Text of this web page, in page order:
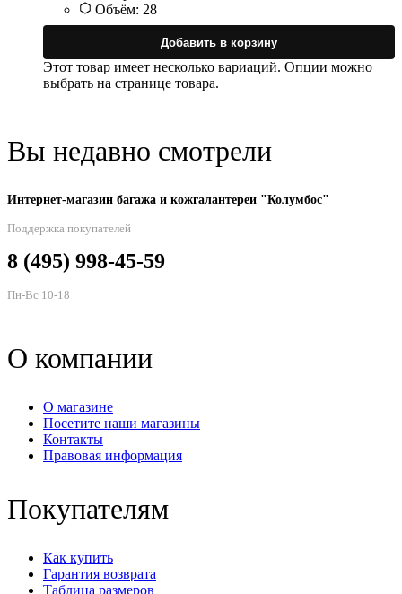
Объём: 28
Добавить в корзину
Этот товар имеет несколько вариаций. Опции можно
выбрать на странице товара.
Вы недавно смотрели
Интернет-магазин багажа и кожгалантереи "Колумбос"
Поддержка покупателей
8 (495) 998-45-59
Пн-Вс 10-18
О компании
О магазине
Посетите наши магазины
Контакты
Правовая информация
Покупателям
Как купить
Гарантия возврата
Таблица размеров